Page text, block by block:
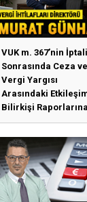
VUK m. 367’nin İptali
Sonrasında Ceza ve
Vergi Yargısı
Arasındaki
Bilirkişi Raporlarına
Bağımlılık, İhtisas
Mahkemeleri ve
Yargı...